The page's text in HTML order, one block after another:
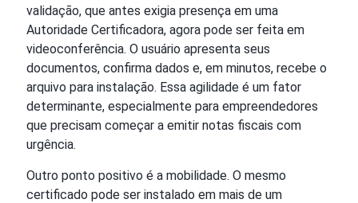
validação, que antes exigia presença em uma
Autoridade Certificadora, agora pode ser feita em
videoconferência. O usuário apresenta seus
documentos, confirma dados e, em minutos, recebe o
arquivo para instalação. Essa agilidade é um fator
determinante, especialmente para empreendedores
que precisam começar a emitir notas fiscais com
urgência.
Outro ponto positivo é a mobilidade. O mesmo
certificado pode ser instalado em mais de um